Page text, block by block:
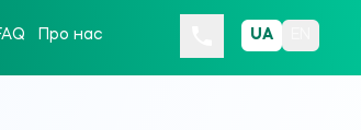
Про нас UA